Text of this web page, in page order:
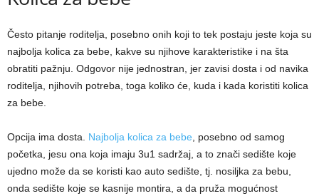
Često pitanje roditelja, posebno onih koji to tek postaju jeste koja su
najbolja kolica za bebe, kakve su njihove karakteristike i na šta
obratiti pažnju. Odgovor nije jednostran, jer zavisi dosta i od navika
roditelja, njihovih potreba, toga koliko će, kuda i kada koristiti kolica
za bebe.
Opcija ima dosta. Najbolja kolica za bebe, posebno od samog
početka, jesu ona koja imaju 3u1 sadržaj, a to znači sedište koje
ujedno može da se koristi kao auto sedište, tj. nosiljka za bebu,
onda sedište koje se kasnije montira, a da pruža mogućnost